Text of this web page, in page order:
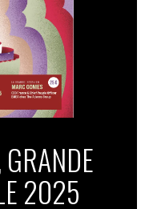
2025